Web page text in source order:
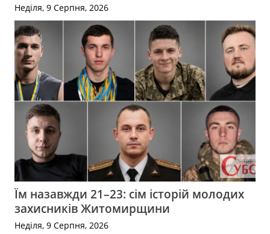
Неділя, 9 Серпня, 2026
Їм назавжди 21–23: сім історій молодих
захисників Житомирщини
Неділя, 9 Серпня, 2026